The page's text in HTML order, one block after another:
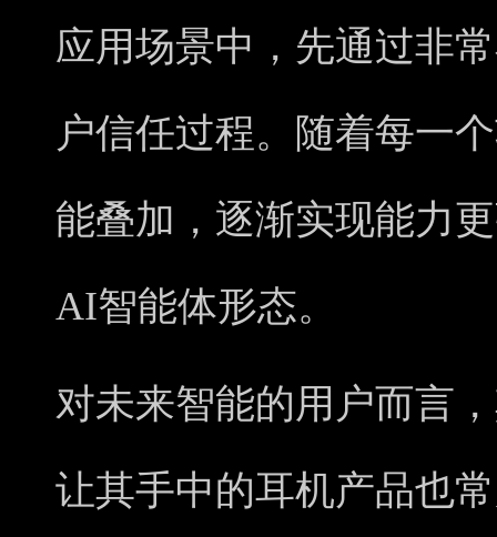
应用场景中，先通过非
户信任过程。随着每一
能叠加，逐渐实现能力
AI智能体形态。
对未来智能的用户而言
让其手中的耳机产品也